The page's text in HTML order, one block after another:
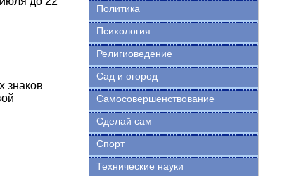
знаков
Политика
Психология
Религиоведение
Сад и огород
Самосовершенствование
Сделай сам
Спорт
Технические науки